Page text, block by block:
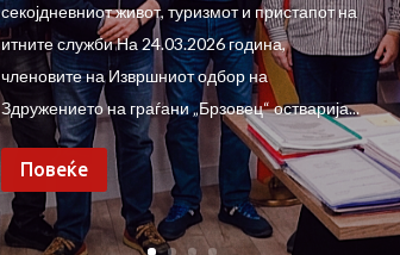
секојдневниот живот, туризмот и пристапот на
итните служби На 24.03.2026 година,
членовите на Извршниот одбор на
Здружението на граѓани „Брзовец“ остварија...
Повеќе